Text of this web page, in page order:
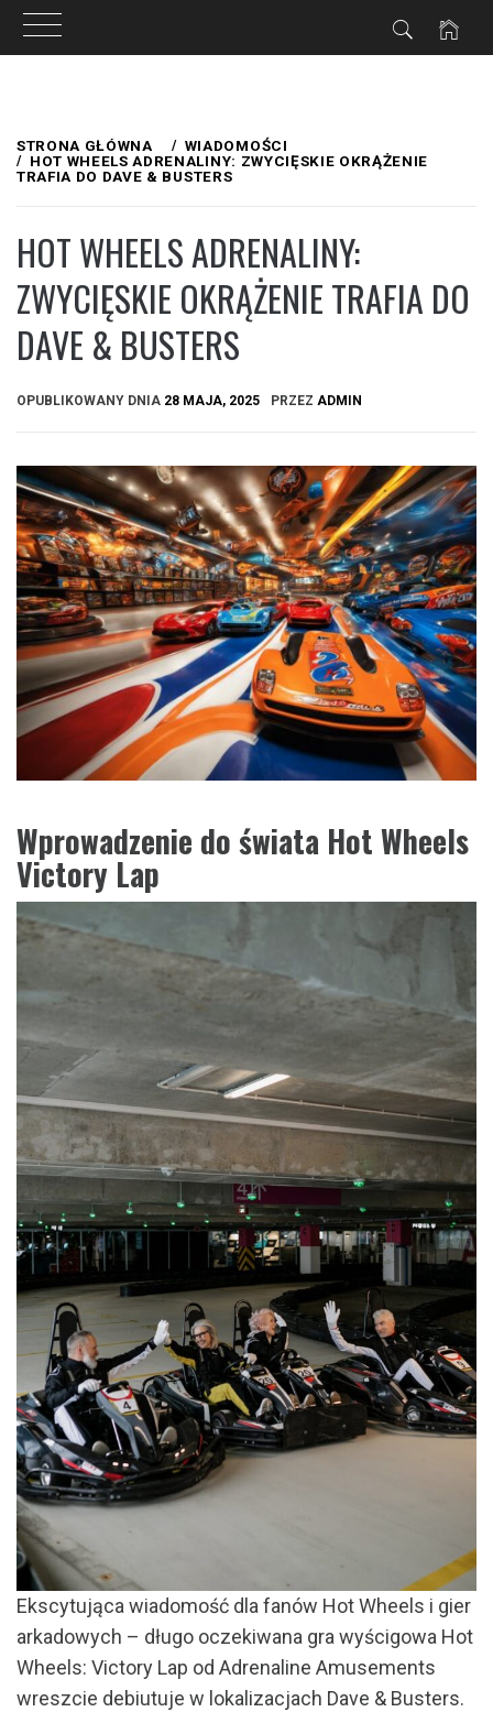
do
treści
STRONA GŁÓWNA
WIADOMOŚCI
HOT WHEELS ADRENALINY: ZWYCIĘSKIE OKRĄŻENIE
TRAFIA DO DAVE & BUSTERS
HOT WHEELS ADRENALINY:
ZWYCIĘSKIE OKRĄŻENIE TRAFIA DO
DAVE & BUSTERS
OPUBLIKOWANY DNIA 28 MAJA, 2025 PRZEZ ADMIN
Wprowadzenie do świata Hot Wheels
Victory Lap
Ekscytująca wiadomość dla fanów Hot Wheels i gier
arkadowych – długo oczekiwana gra wyścigowa Hot
Wheels: Victory Lap od Adrenaline Amusements
wreszcie debiutuje w lokalizacjach Dave & Busters.